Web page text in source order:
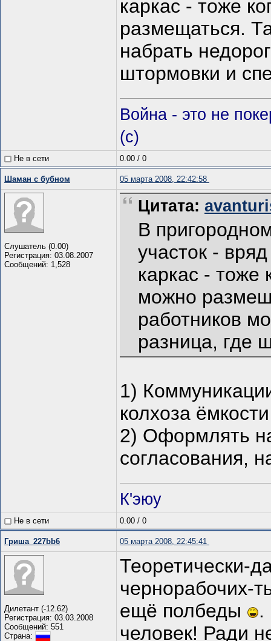
каркас - тоже
размещаться.
набрать
штормовки и
Война - это не
(c)
Не в сети 0.00 / 0
Шаман с бубном 05 марта 2008, 22:42:58
Слушатель (0.00)
Регистрация: 03.08.2007
Сообщений: 1,528
Цитата:
В
участок -
каркас - тоже
можно
работников
разница, где
1)
колхоза
2) Оформлять
согласования,
К'эюу
Не в сети 0.00 / 0
Гриша_227bb6 05 марта 2008, 22:45:41
Дилетант (-12.62)
Регистрация: 03.03.2008
Сообщений: 551
Страна:
Теоретически-
чернорабочих-
ещё полбеды
.
человек! Ради